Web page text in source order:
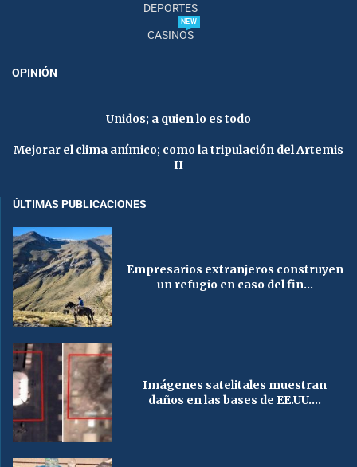
DEPORTES
CASINOS
NEW
OPINIÓN
Unidos; a quien lo es todo
Mejorar el clima anímico; como la tripulación del Artemis
II
ÚLTIMAS PUBLICACIONES
Empresarios extranjeros construyen
un refugio en caso del fin...
Imágenes satelitales muestran
daños en las bases de EE.UU....